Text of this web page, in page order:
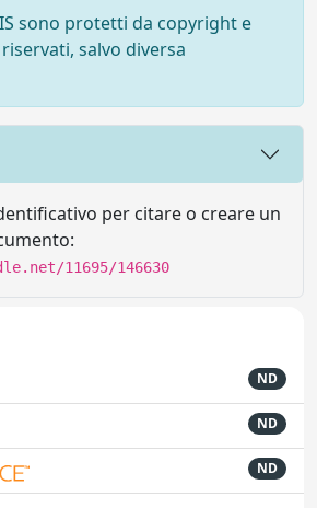
sono protetti da copyright e
salvo diversa
per citare o creare un
11695/146630
ND
ND
ND